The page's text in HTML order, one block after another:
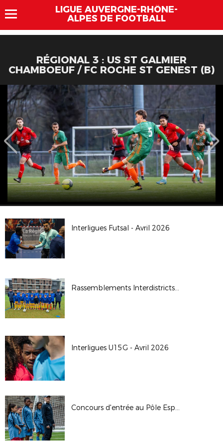
LIGUE AUVERGNE-RHÔNE-
ALPES DE FOOTBALL
RÉGIONAL 3 : US ST GALMIER
CHAMBOEUF / FC ROCHE ST GENEST (B)
Interligues Futsal - Avril 2026
Rassemblements Interdistricts U14G - Avr. 2026
Interligues U15G - Avril 2026
Concours d'entrée au Pôle Espoirs - 2026